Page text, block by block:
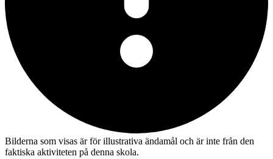
Bilderna som visas är för illustrativa ändamål och är inte från den
faktiska aktiviteten på denna skola.